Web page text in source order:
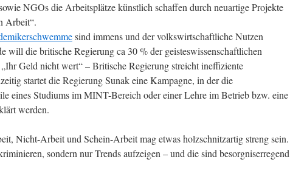
NGOs die Arbeitsplätze künstlich schaffen durch neuartige Projekte
Arbeit“.
sind immens und der volkswirtschaftliche Nutzen
will die britische Regierung ca 30 % der geisteswissenschaftlichen
Geld nicht wert“ – Britische Regierung streicht ineffiziente
startet die Regierung Sunak eine Kampagne, in der die
eines Studiums im MINT-Bereich oder einer Lehre im Betrieb bzw. eine
werden.
Nicht-Arbeit und Schein-Arbeit mag etwas holzschnitzartig streng sein.
sondern nur Trends aufzeigen – und die sind besorgniserregend